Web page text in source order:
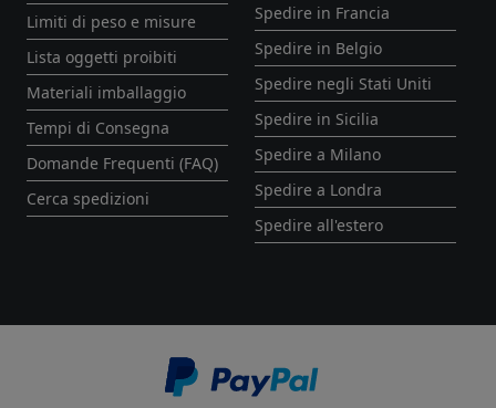
Limiti di peso e misure
Lista oggetti proibiti
Materiali imballaggio
Tempi di Consegna
Domande Frequenti (FAQ)
Cerca spedizioni
Spedire in Francia
Spedire in Belgio
Spedire negli Stati Uniti
Spedire in Sicilia
Spedire a Milano
Spedire a Londra
Spedire all'estero